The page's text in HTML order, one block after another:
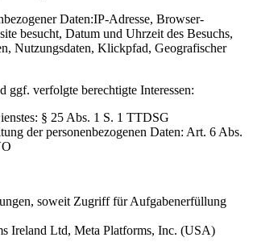
Daten:IP-Adresse, Browser-
besucht, Datum und Uhrzeit des Besuchs,
Nutzungsdaten, Klickpfad, Geografischer
ggf. verfolgte berechtigte Interessen:
§ 25 Abs. 1 S. 1 TTDSG
der personenbezogenen Daten: Art. 6 Abs.
soweit Zugriff für Aufgabenerfüllung
Ireland Ltd, Meta Platforms, Inc. (USA)